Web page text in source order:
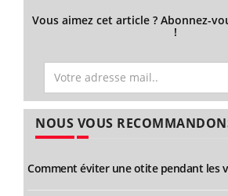
Vous aimez cet article ? Abonnez-
!
NOUS VOUS
Comment éviter une otite pendant les